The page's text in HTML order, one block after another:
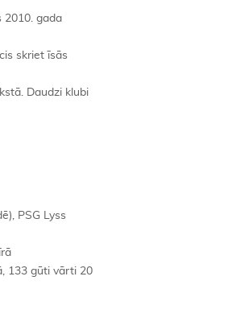
2010. gada
skriet īsās
Daudzi klubi
PSG Lyss
133 gūti vārti 20